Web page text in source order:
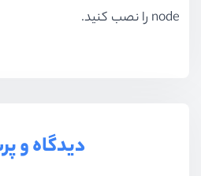
بخش ششم آشنایی با expressjs
node را نصب کنید.
دیدگاه و